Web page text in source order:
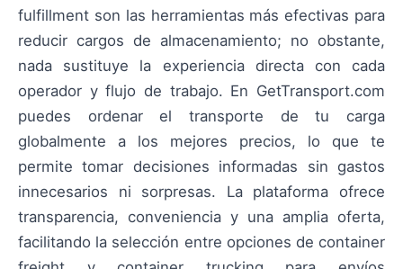
fulfillment son las herramientas más efectivas para
reducir cargos de almacenamiento; no obstante,
nada sustituye la experiencia directa con cada
operador y flujo de trabajo. En GetTransport.com
puedes ordenar el transporte de tu carga
globalmente a los mejores precios, lo que te
permite tomar decisiones informadas sin gastos
innecesarios ni sorpresas. La plataforma ofrece
transparencia, conveniencia y una amplia oferta,
facilitando la selección entre opciones de container